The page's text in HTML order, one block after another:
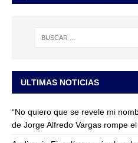
ULTIMAS NOTICIAS
“No quiero que se revele mi
de Jorge Alfredo Vargas rompe